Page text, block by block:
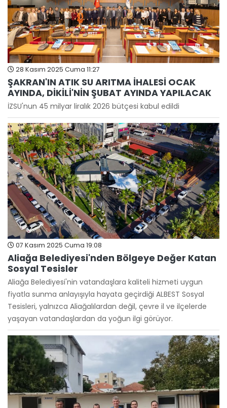
28 Kasım 2025 Cuma 11:27
ŞAKRAN'IN ATIK SU ARITMA İHALESİ OCAK
AYINDA, DİKİLİ'NİN ŞUBAT AYINDA YAPILACAK
İZSU'nun 45 milyar liralık 2026 bütçesi kabul edildi
07 Kasım 2025 Cuma 19:08
Aliağa Belediyesi'nden Bölgeye Değer Katan
Sosyal Tesisler
Aliağa Belediyesi'nin vatandaşlara kaliteli hizmeti uygun
fiyatla sunma anlayışıyla hayata geçirdiği ALBEST Sosyal
Tesisleri, yalnızca Aliağalılardan değil, çevre il ve ilçelerde
yaşayan vatandaşlardan da yoğun ilgi görüyor.